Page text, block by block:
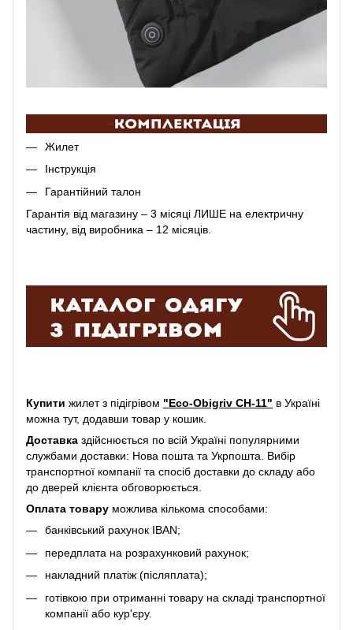
Жилет
Інструкція
Гарантійний талон
Гарантія від магазину – 3 місяці ЛИШЕ на електричну
частину, від виробника – 12 місяців.
Купити жилет з підігрівом "Eco-Obigriv CH-11" в Україні
можна тут, додавши товар у кошик.
Доставка здійснюється по всій Україні популярними
службами доставки: Нова пошта та Укрпошта. Вибір
транспортної компанії та спосіб доставки до складу або
до дверей клієнта обговорюється.
Оплата товару можлива кількома способами:
банківський рахунок IBAN;
передплата на розрахунковий рахунок;
накладний платіж (післяплата);
готівкою при отриманні товару на складі транспортної
компанії або кур'єру.